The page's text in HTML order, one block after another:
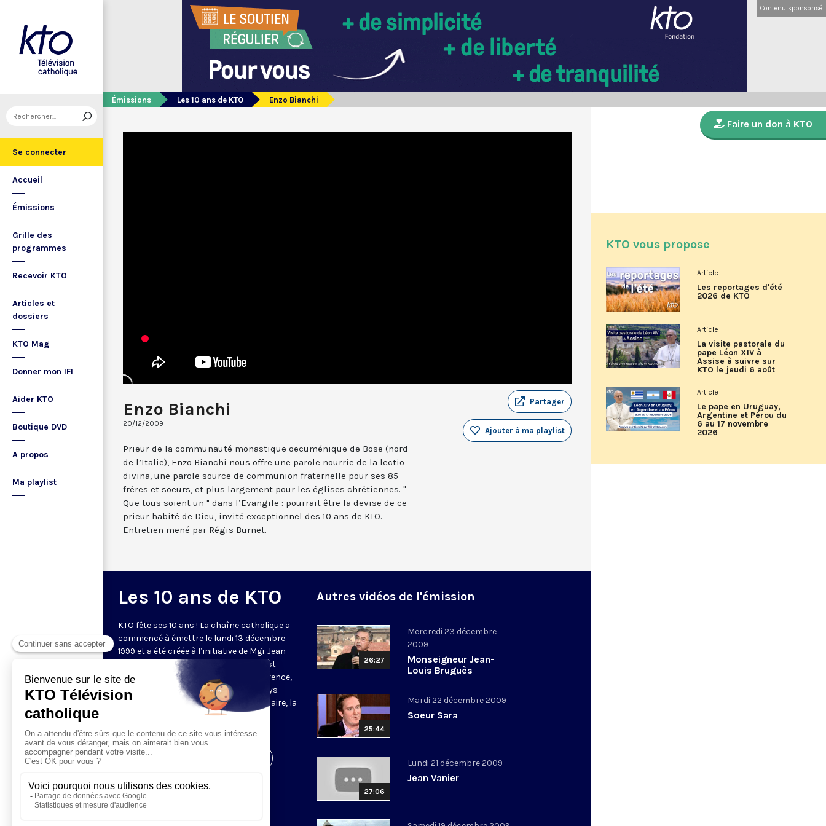
Se connecter
Accueil
Émissions
Grille des
programmes
Recevoir KTO
Articles et
dossiers
KTO Mag
Donner mon IFI
Aider KTO
Boutique DVD
A propos
Ma playlist
Contenu sponsorisé
Émissions Les 10 ans de KTO Enzo Bianchi
Enzo Bianchi
20/12/2009
Partager
Ajouter à ma playlist
Prieur de la communauté monastique oecuménique de Bose (nord
de l’Italie), Enzo Bianchi nous offre une parole nourrie de la lectio
divina, une parole source de communion fraternelle pour ses 85
frères et soeurs, et plus largement pour les églises chrétiennes. "
Que tous soient un " dans l’Evangile : pourrait être la devise de ce
prieur habité de Dieu, invité exceptionnel des 10 ans de KTO.
Entretien mené par Régis Burnet.
Les 10 ans de KTO
KTO fête ses 10 ans ! La chaîne catholique a
commencé à émettre le lundi 13 décembre
1999 et a été créée à l’initiative de Mgr Jean-
Marie Lustiger. 10 ans plus tard, KTO est
devenu un média francophone de référence,
diffusée dans plusieurs dizaines de pays
dans le monde. Pour fêter cet anniversaire, la
chaîne a déployé une programmation
spéciale.
Visiter la page de l'émission
Autres vidéos de l'émission
26:27
Mercredi 23 décembre
2009
Monseigneur Jean-
Louis Bruguès
25:44
Mardi 22 décembre 2009
Soeur Sara
27:06
Lundi 21 décembre 2009
Jean Vanier
Faire un don à KTO
KTO vous propose
Article
Les reportages d'été
2026 de KTO
Article
La visite pastorale du
pape Léon XIV à
Assise à suivre sur
KTO le jeudi 6 août
Article
Le pape en Uruguay,
Argentine et Pérou du
6 au 17 novembre
2026